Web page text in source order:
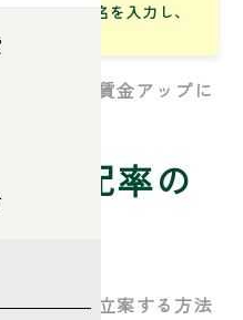
ータイトル名を入力し、
い
レによる賃金アップに
分配率の
字を元に立案する方法